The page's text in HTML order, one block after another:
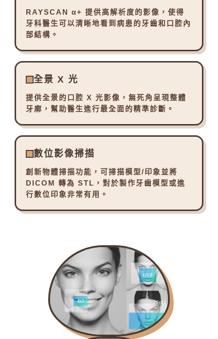
RAYSCAN α+ 提供高解析度的影像，使得
牙科醫生可以清晰地看到病患的牙齒和口腔內
部結構。
全景 X 光
提供全景的口腔 X 光影像，無死角呈現整體
牙廓，幫助醫生進行最全面的精準診斷。
數位影像掃描
創新物體掃描功能，可掃描模型/印象並將
DICOM 轉為 STL，對於製作牙齒模型或進
行數位印象非常有用。